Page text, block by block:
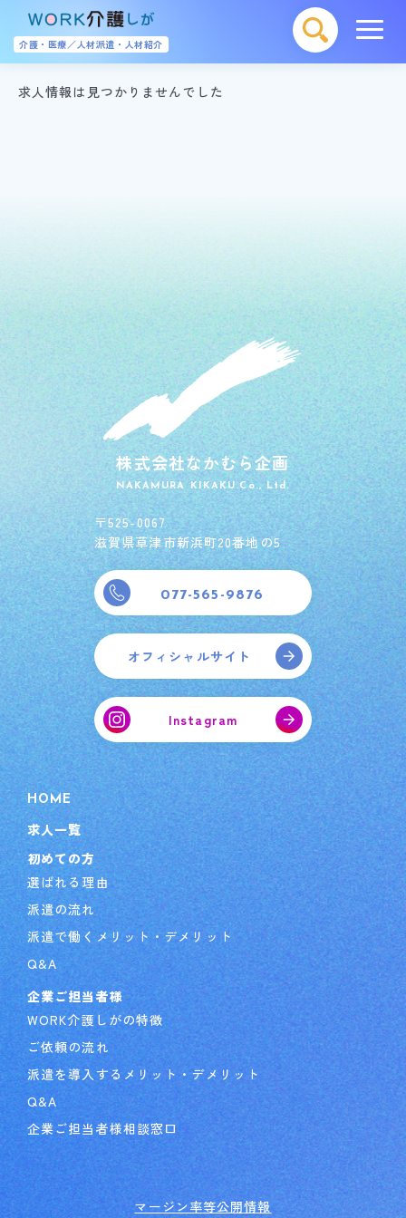
介護・医療／人材派遣・人材紹介
求人情報は見つかりませんでした
株式会社なかむら企画
NAKAMURA KIKAKU.Co., Ltd.
〒525-0067
滋賀県草津市新浜町20番地の5
077-565-9876
オフィシャルサイト
Instagram
HOME
求人一覧
初めての方
選ばれる理由
派遣の流れ
派遣で働くメリット・デメリット
Q&A
企業ご担当者様
WORK介護しがの特徴
ご依頼の流れ
派遣を導入するメリット・デメリット
Q&A
企業ご担当者様相談窓口
マージン率等公開情報